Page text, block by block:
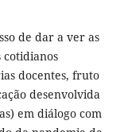
de dar a ver as
cotidianos
docentes, fruto
desenvolvida
em diálogo com